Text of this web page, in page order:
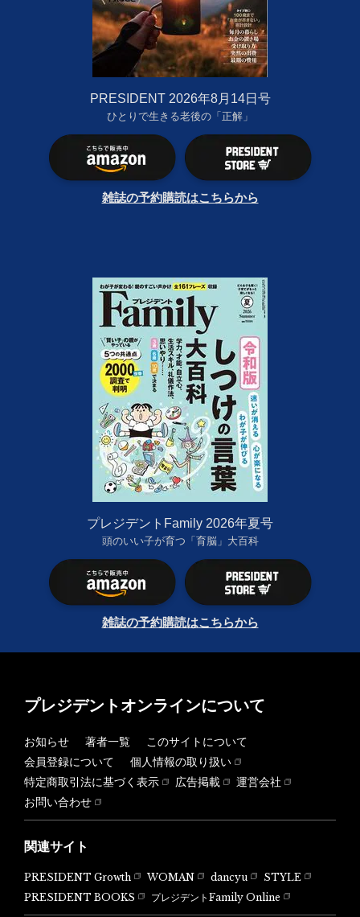
PRESIDENT 2026年8月14日号
ひとりで生きる老後の「正解」
雑誌の予約購読はこちらから
プレジデントFamily 2026年夏号
頭のいい子が育つ「育脳」大百科
雑誌の予約購読はこちらから
プレジデントオンラインについて
お知らせ 著者一覧
このサイトについて
会員登録について
個人情報の取り扱い
特定商取引法に基づく表示
広告掲載
運営会社
お問い合わせ
関連サイト
PRESIDENT Growth WOMAN dancyu
STYLE
PRESIDENT BOOKS
プレジデントFamily Online